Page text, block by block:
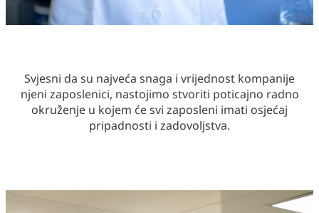
Svjesni da su najveća snaga i vrijednost kompanije
njeni zaposlenici, nastojimo stvoriti poticajno radno
okruženje u kojem će svi zaposleni imati osjećaj
pripadnosti i zadovoljstva.